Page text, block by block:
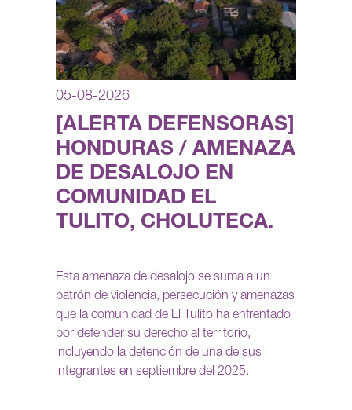
05-08-2026
[ALERTA DEFENSORAS]
HONDURAS / AMENAZA
DE DESALOJO EN
COMUNIDAD EL
TULITO, CHOLUTECA.
Esta amenaza de desalojo se suma a un
patrón de violencia, persecución y amenazas
que la comunidad de El Tulito ha enfrentado
por defender su derecho al territorio,
incluyendo la detención de una de sus
integrantes en septiembre del 2025.